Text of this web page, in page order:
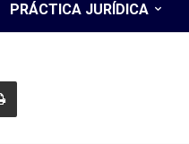
PRÁCTICA JURÍDICA